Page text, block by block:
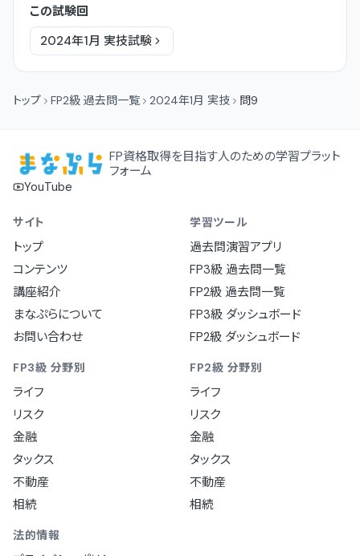
この試験回
2024年1月 実技試験
トップ FP2級 過去問一覧 2024年1月 実技 問9
FP資格取得を目指す人のための学習プラット
フォーム
YouTube
サイト
トップ
コンテンツ
講座紹介
まなぷらについて
お問い合わせ
学習ツール
過去問演習アプリ
FP3級 過去問一覧
FP2級 過去問一覧
FP3級 ダッシュボード
FP2級 ダッシュボード
FP3級 分野別
ライフ
リスク
金融
タックス
不動産
相続
FP2級 分野別
ライフ
リスク
金融
タックス
不動産
相続
法的情報